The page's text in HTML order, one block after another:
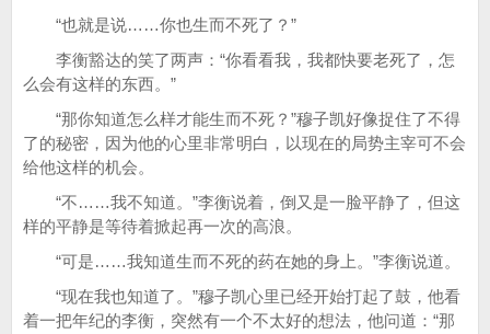
“也就是说……你也生而不死了？”
李衡豁达的笑了两声：“你看看我，我都快要老死了，怎
么会有这样的东西。”
“那你知道怎么样才能生而不死？”穆子凯好像捉住了不得
了的秘密，因为他的心里非常明白，以现在的局势主宰可不会
给他这样的机会。
“不……我不知道。”李衡说着，倒又是一脸平静了，但这
样的平静是等待着掀起再一次的高浪。
“可是……我知道生而不死的药在她的身上。”李衡说道。
“现在我也知道了。”穆子凯心里已经开始打起了鼓，他看
着一把年纪的李衡，突然有一个不太好的想法，他问道：“那